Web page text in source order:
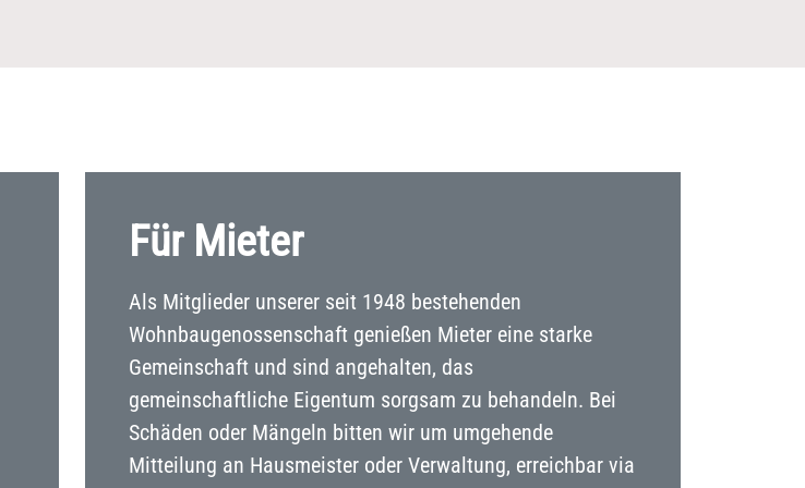
Für Mieter
Als Mitglieder unserer seit 1948 bestehenden
Wohnbaugenossenschaft genießen Mieter eine starke
Gemeinschaft und sind angehalten, das
gemeinschaftliche Eigentum sorgsam zu behandeln. Bei
Schäden oder Mängeln bitten wir um umgehende
Mitteilung an Hausmeister oder Verwaltung, erreichbar via